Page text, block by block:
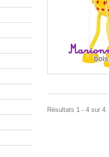
Résultats 1 - 4 sur 4.